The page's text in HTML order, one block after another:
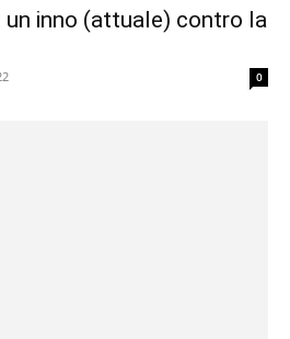
un inno (attuale) contro la
0